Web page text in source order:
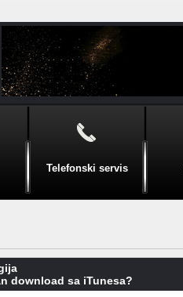
Telefonski servis
download sa iTunesa?